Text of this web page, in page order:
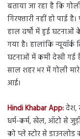
बताया जा रहा है कि
गिरफ्तारी नहीं हो पाई
हाल वर्षों में हुई घटनाओं
गया है। हालांकि
घटनाओं में कमी देखी गई
साल शहर भर में गोली
आई।
Hindi Khabar App:देश,
धर्म-कर्म, खेल, ऑटो से
को प्ले स्टोर से डाउनलोड